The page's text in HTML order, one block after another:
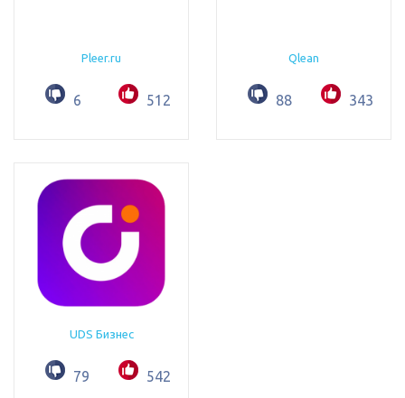
Pleer.ru
6 512
Qlean
88 343
UDS Бизнес
79 542